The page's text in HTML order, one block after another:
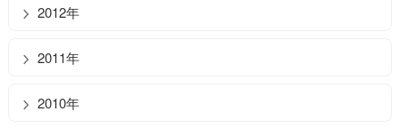
2012年
2011年
2010年